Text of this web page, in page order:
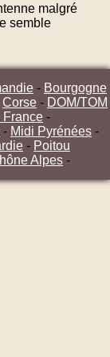
malgré
semble
- Bourgogne
Corse - DOM/TOM
France -
- Midi Pyrénées -
- Poitou
Alpes -